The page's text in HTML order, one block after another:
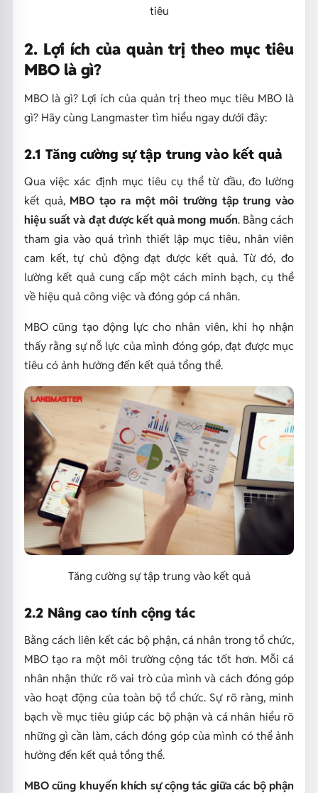
tiêu
2. Lợi ích của quản trị theo mục tiêu
MBO là gì?
MBO là gì? Lợi ích của quản trị theo mục tiêu MBO là
gì? Hãy cùng Langmaster tìm hiểu ngay dưới đây:
2.1 Tăng cường sự tập trung vào kết quả
Qua việc xác định mục tiêu cụ thể từ đầu, đo lường
kết quả, MBO tạo ra một môi trường tập trung vào
hiệu suất và đạt được kết quả mong muốn. Bằng cách
tham gia vào quá trình thiết lập mục tiêu, nhân viên
cam kết, tự chủ động đạt được kết quả. Từ đó, đo
lường kết quả cung cấp một cách minh bạch, cụ thể
về hiệu quả công việc và đóng góp cá nhân.
MBO cũng tạo động lực cho nhân viên, khi họ nhận
thấy rằng sự nỗ lực của mình đóng góp, đạt được mục
tiêu có ảnh hưởng đến kết quả tổng thể.
Tăng cường sự tập trung vào kết quả
2.2 Nâng cao tính cộng tác
Bằng cách liên kết các bộ phận, cá nhân trong tổ chức,
MBO tạo ra một môi trường cộng tác tốt hơn. Mỗi cá
nhân nhận thức rõ vai trò của mình và cách đóng góp
vào hoạt động của toàn bộ tổ chức. Sự rõ ràng, minh
bạch về mục tiêu giúp các bộ phận và cá nhân hiểu rõ
những gì cần làm, cách đóng góp của mình có thể ảnh
hưởng đến kết quả tổng thể.
MBO cũng khuyến khích sự cộng tác giữa các bộ phận